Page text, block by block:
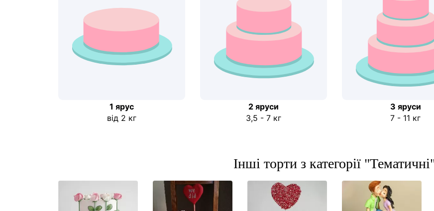
1 ярус
від 2 кг
2 яруси
3,5 - 7 кг
3 яруси
7 - 11 кг
Інші торти з категорії